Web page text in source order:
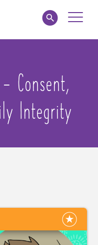
Toggle
Consent,
Integrity